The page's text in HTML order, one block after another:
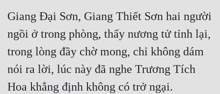
Giang Đại Sơn, Giang Thiết Sơn hai người
ngồi ở trong phòng, thấy nương tử tỉnh lại,
trong lòng đầy chờ mong, chỉ không dám
nói ra lời, lúc này đã nghe Trương Tích
Hoa khẳng định không có trở ngại.